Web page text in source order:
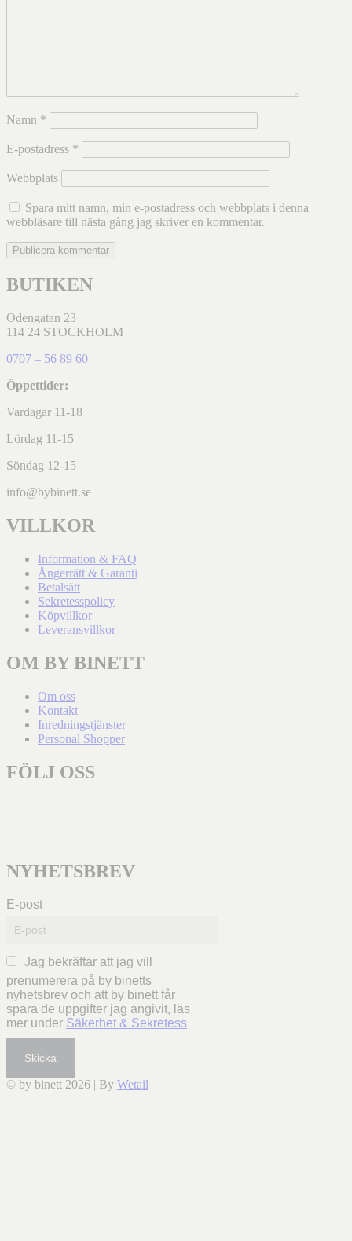
Namn *
E-postadress *
Webbplats
Spara mitt namn, min e-postadress och webbplats i denna
webbläsare till nästa gång jag skriver en kommentar.
BUTIKEN
Odengatan 23
114 24 STOCKHOLM
0707 – 56 89 60
Öppettider:
Vardagar 11-18
Lördag 11-15
Söndag 12-15
info@bybinett.se
VILLKOR
Information & FAQ
Ångerrätt & Garanti
Betalsätt
Sekretesspolicy
Köpvillkor
Leveransvillkor
OM BY BINETT
Om oss
Kontakt
Inredningstjänster
Personal Shopper
FÖLJ OSS
NYHETSBREV
E-post
Jag bekräftar att jag vill
prenumerera på by binetts
nyhetsbrev och att by binett får
spara de uppgifter jag angivit, läs
mer under Säkerhet & Sekretess
Skicka
© by binett 2026 | By Wetail